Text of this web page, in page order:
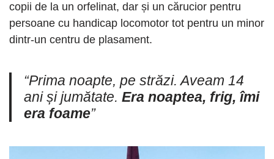
copii de la un orfelinat, dar și un cărucior pentru
persoane cu handicap locomotor tot pentru un minor
dintr-un centru de plasament.
“Prima noapte, pe străzi. Aveam 14
ani și jumătate. Era noaptea, frig, îmi
era foame”